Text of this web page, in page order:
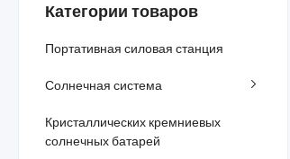
Категории товаров
Портативная силовая станция
Солнечная система
Кристаллических кремниевых
солнечных батарей